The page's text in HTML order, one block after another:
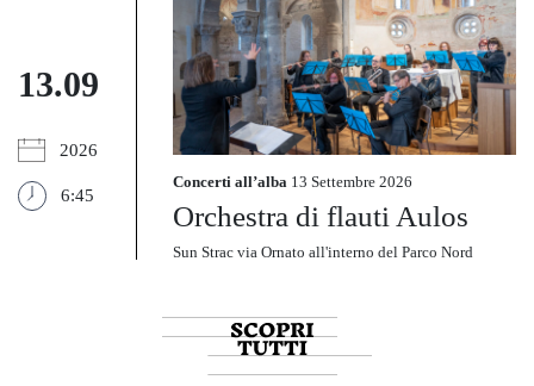
13.09
2026
6:45
Concerti all’alba 13 Settembre 2026
Orchestra di flauti Aulos
Sun Strac via Ornato all'interno del Parco Nord